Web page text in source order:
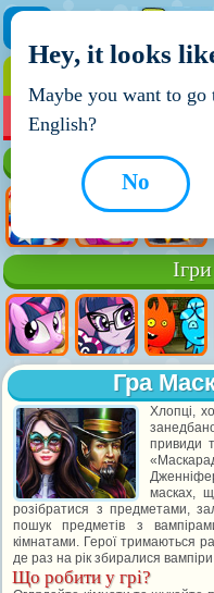
НОВІ ІГРИ
Гра
Хлопці,
привиди
масках,
розібратися з предметами,
пошук предметів з
кімнатами. Герої тримаються
де раз на рік збиралися
Що робити у грі?
Hey, it looks
Maybe you want to go
English?
No